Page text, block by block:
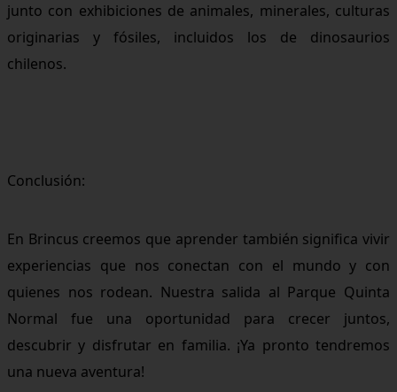
junto con exhibiciones de animales, minerales, culturas
originarias y fósiles, incluidos los de dinosaurios
chilenos.
Conclusión:
En Brincus creemos que aprender también significa vivir
experiencias que nos conectan con el mundo y con
quienes nos rodean. Nuestra salida al Parque Quinta
Normal fue una oportunidad para crecer juntos,
descubrir y disfrutar en familia. ¡Ya pronto tendremos
una nueva aventura!